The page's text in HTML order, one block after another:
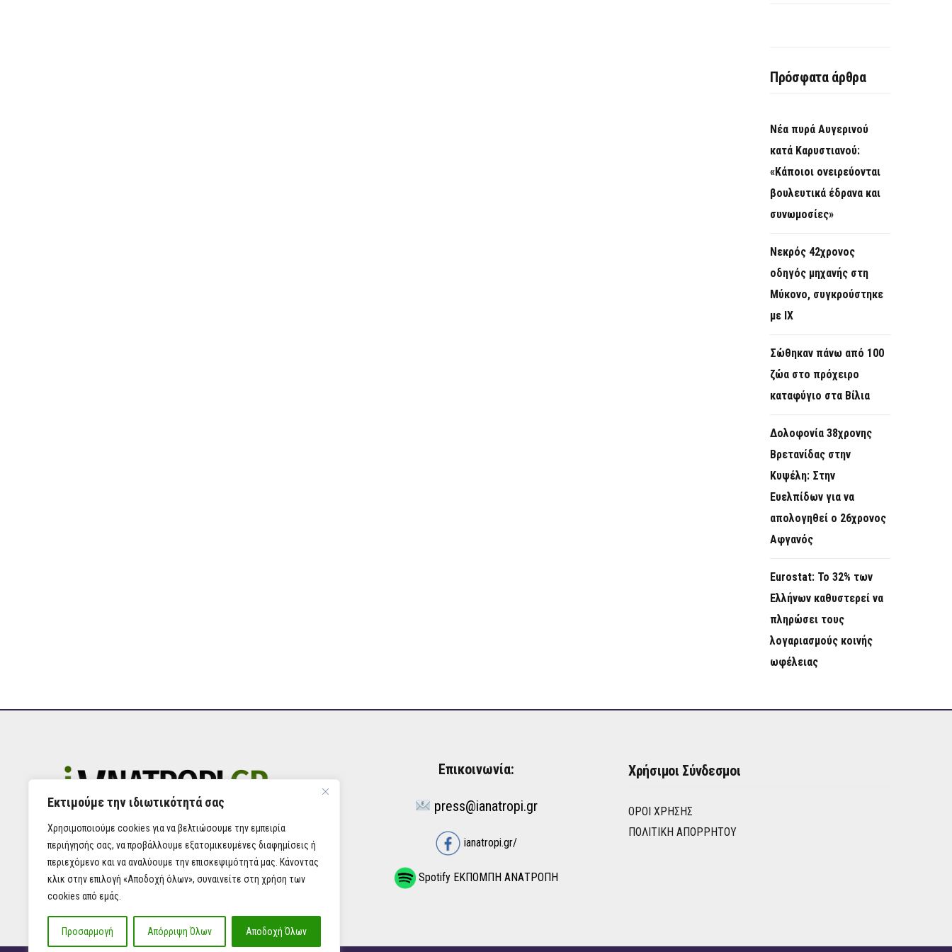
Εκτιμούμε την ιδιωτικότητά σας
Χρησιμοποιούμε cookies για να βελτιώσουμε την εμπειρία
περιήγησής σας, να προβάλλουμε εξατομικευμένες διαφημίσεις ή
περιεχόμενο και να αναλύουμε την επισκεψιμότητά μας. Κάνοντας
κλικ στην επιλογή «Αποδοχή όλων», συναινείτε στη χρήση των
cookies από εμάς.
Προσαρμογή Απόρριψη Όλων Αποδοχή Όλων
Πρόσφατα άρθρα
Νέα πυρά Αυγερινού
κατά Καρυστιανού:
«Κάποιοι ονειρεύονται
βουλευτικά έδρανα και
συνωμοσίες»
Νεκρός 42χρονος
οδηγός μηχανής στη
Μύκονο, συγκρούστηκε
με ΙΧ
Σώθηκαν πάνω από 100
ζώα στο πρόχειρο
καταφύγιο στα Βίλια
Δολοφονία 38χρονης
Βρετανίδας στην
Κυψέλη: Στην
Ευελπίδων για να
απολογηθεί ο 26χρονος
Αφγανός
Eurostat: Το 32% των
Ελλήνων καθυστερεί να
πληρώσει τους
λογαριασμούς κοινής
ωφέλειας
Επικοινωνία:
press@ianatropi.gr
ianatropi.gr/
Spotify ΕΚΠΟΜΠΗ ΑΝΑΤΡΟΠΗ
Χρήσιμοι Σύνδεσμοι
ΌΡΟΙ ΧΡΉΣΗΣ
ΠΟΛΙΤΙΚΉ ΑΠΟΡΡΉΤΟΥ